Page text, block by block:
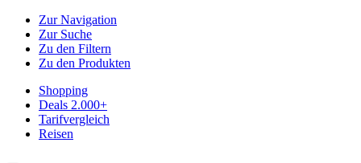
Zur Navigation
Zur Suche
Zu den Filtern
Zu den Produkten
Shopping
Deals 2.000+
Tarifvergleich
Reisen